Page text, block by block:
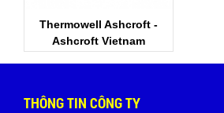
Thermowell Ashcroft -
Ashcroft Vietnam
THÔNG TIN CÔNG TY